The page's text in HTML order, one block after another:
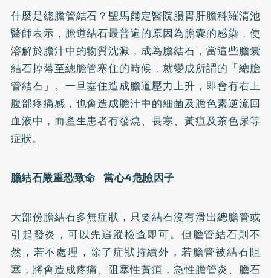
什麼是總膽管結石？聖馬爾定醫院腸胃肝膽科羅清池
醫師表示，膽道結石最普遍的原因為膽囊的感染，使
溶解於膽汁中的物質沈澱，成為膽結石，當這些膽囊
結石掉落至總膽管塞住的時候，就變成所謂的「總膽
管結石」。一旦塞住造成膽道壓力上升，即會有右上
腹部疼痛感，也會造成膽汁中的細菌及膽色素逆流回
血液中，而產生患者有發燒、畏寒、黃疸及茶色尿等
症狀。
膽結石嚴重恐致命 當心4危險因子
大部份膽結石多無症狀，只要結石沒有滑出總膽管或
引起發炎，可以先追蹤檢查即可。但膽管結石則不
然，若不處理，除了症狀持續外，若膽管被結石阻
塞，將會造成疼痛、阻塞性黃疸，急性膽管炎、膽石